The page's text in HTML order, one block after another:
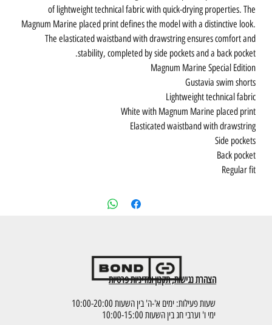
of lightweight technical fabric with quick-drying properties. The
Magnum Marine placed print defines the model with a distinctive look.
The elasticated waistband with drawstring ensures comfort and
stability, completed by side pockets and a back pocket.
Magnum Marine Special Edition
Gustavia swim shorts
Lightweight technical fabric
White with Magnum Marine placed print
Elasticated waistband with drawstring
Side pockets
Back pocket
Regular fit
הצהרת נגישות, תקנון ומדיניות פרטיות
שעות פעילות: ימים א'-ה' בין השעות 10:00-20:00
ימי ו' וערבי חג בין השעות 10:00-15:00